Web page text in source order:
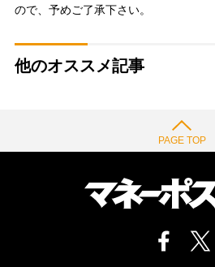
ので、予めご了承下さい。
他のオススメ記事
PAGE TOP